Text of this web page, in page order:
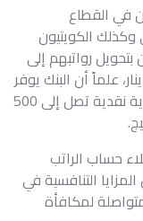
في القطاع
الكويتيون
رواتبهم إلى
ممن يتقاضون راتباً يتجاوز 600 دينار، علماً أن البنك يوفر
عرضاً خاصاً للمتقاعدين، إذ يحصلون على هدية نقدية تصل إلى 500
حساب الراتب
التنافسية في
لمكافأة